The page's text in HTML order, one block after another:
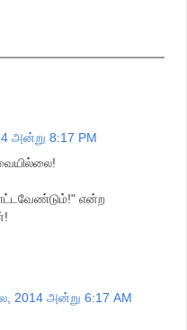
அன்று 8:17 PM
என்ற
2014 அன்று 6:17 AM